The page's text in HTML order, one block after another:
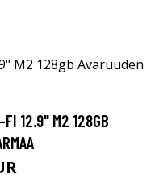
12.9" M2 128GB